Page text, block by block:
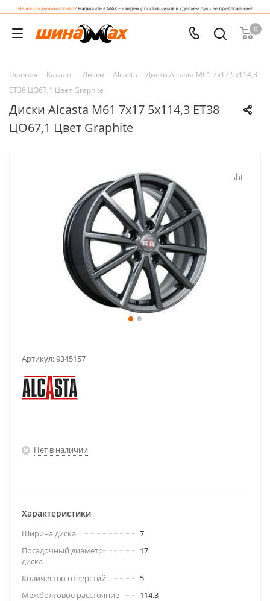
0
Главная - Каталог - Диски - Alcasta - Диски Alcasta M61 7x17 5x114,3
ET38 ЦО67,1 Цвет Graphite
Диски Alcasta M61 7x17 5x114,3 ET38
ЦО67,1 Цвет Graphite
Артикул:9345157
Нет в наличии
Характеристики
Ширина диска
7
Посадочный диаметр
диска
17
Количество отверстий
5
Межболтовое расстояние
114.3